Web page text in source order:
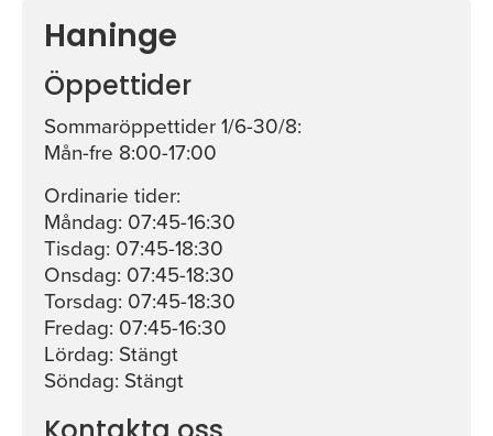
Haninge
Öppettider
Sommaröppettider 1/6-30/8:
Mån-fre 8:00-17:00
Ordinarie tider:
Måndag: 07:45-16:30
Tisdag: 07:45-18:30
Onsdag: 07:45-18:30
Torsdag: 07:45-18:30
Fredag: 07:45-16:30
Lördag: Stängt
Söndag: Stängt